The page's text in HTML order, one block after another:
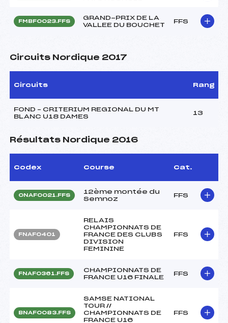
FMBF0023.FFS
GRAND-PRIX DE LA
VALLEE DU BOUCHET
FFS
Circuits Nordique 2017
Circuits Rang
FOND – CRITERIUM REGIONAL DU MT
BLANC U18 DAMES
13
Résultats Nordique 2016
Codex Course Cat.
ONAF0021.FFS
12ème montée du
Semnoz
FFS
FNAF0401
RELAIS
CHAMPIONNATS DE
FRANCE DES CLUBS
DIVISION
FEMININE
FFS
FNAF0361.FFS
CHAMPIONNATS DE
FRANCE U16 FINALE
FFS
BNAF0083.FFS
SAMSE NATIONAL
TOUR //
CHAMPIONNATS DE
FRANCE U16
FFS